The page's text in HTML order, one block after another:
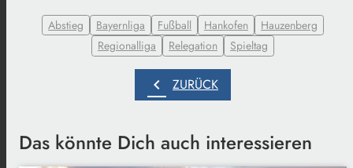
Abstieg Bayernliga Fußball Hankofen
Hauzenberg
Regionalliga
Relegation Spieltag
chevron_left ZURÜCK
Das könnte Dich auch interessieren